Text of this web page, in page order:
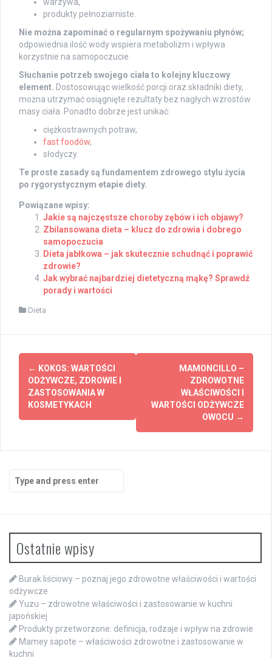
produkty pełnoziarniste.
Nie można zapominać o regularnym spożywaniu płynów;
odpowiednia ilość wody wspiera metabolizm i wpływa
korzystnie na samopoczucie.
Słuchanie potrzeb swojego ciała to kolejny kluczowy
element. Dostosowując wielkość porcji oraz składniki diety,
można utrzymać osiągnięte rezultaty bez nagłych wzrostów
masy ciała. Ponadto dobrze jest unikać:
ciężkostrawnych potraw,
fast foodów,
słodyczy.
Te proste zasady są fundamentem zdrowego stylu życia
po rygorystycznym etapie diety.
Powiązane wpisy:
Jakie są najczęstsze choroby zębów i ich objawy?
Zbilansowana dieta – klucz do zdrowia i dobrego
samopoczucia
Dieta jabłkowa – jak skutecznie schudnąć i poprawić
zdrowie?
Jak wybrać najbardziej dietetyczną mąkę? Sprawdź
porady i wartości
Dieta
Post
navigation
← KOKOS: WARTOŚCI
ODŻYWCZE, ZDROWIE I
ZASTOSOWANIA W
KOSMETYKACH
MAMONCILLO –
ZDROWOTNE
WŁAŚCIWOŚCI I
WARTOŚCI ODŻYWCZE
OWOCU →
for:
Ostatnie wpisy
Burak liściowy – poznaj jego zdrowotne właściwości i wartości
odżywcze
Yuzu – zdrowotne właściwości i zastosowanie w kuchni
japońskiej
Produkty przetworzone: definicja, rodzaje i wpływ na zdrowie
Mamey sapote – właściwości zdrowotne i zastosowanie w
kuchni